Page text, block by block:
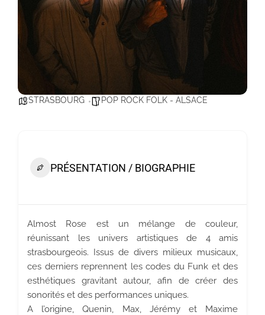
STRASBOURG POP ROCK FOLK - ALSACE
PRÉSENTATION / BIOGRAPHIE
Almost Rose est un mélange de couleur,
réunissant les univers artistiques de 4 amis
strasbourgeois. Issus de divers milieux musicaux,
ces derniers reprennent les codes du Funk et des
esthétiques gravitant autour, afin de créer des
sonorités et des performances uniques.
A l’origine, Quenin, Max, Jérémy et Maxime